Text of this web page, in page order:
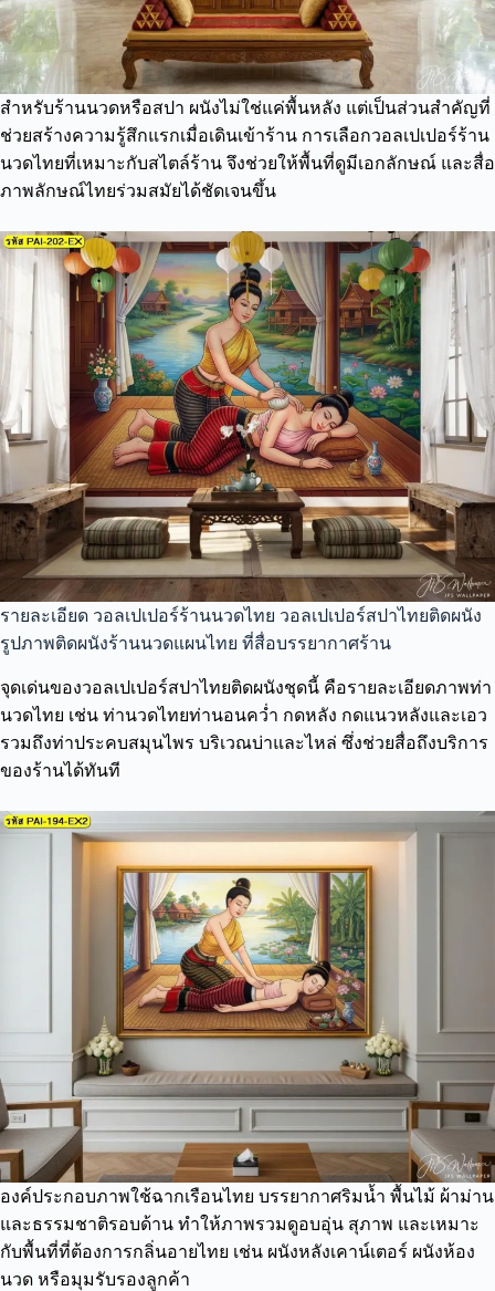
สำหรับร้านนวดหรือสปา ผนังไม่ใช่แค่พื้นหลัง แต่เป็นส่วนสำคัญที่
ช่วยสร้างความรู้สึกแรกเมื่อเดินเข้าร้าน การเลือกวอลเปเปอร์ร้าน
นวดไทยที่เหมาะกับสไตล์ร้าน จึงช่วยให้พื้นที่ดูมีเอกลักษณ์ และสื่อ
ภาพลักษณ์ไทยร่วมสมัยได้ชัดเจนขึ้น
รายละเอียด วอลเปเปอร์ร้านนวดไทย วอลเปเปอร์สปาไทยติดผนัง
รูปภาพติดผนังร้านนวดแผนไทย ที่สื่อบรรยากาศร้าน
จุดเด่นของวอลเปเปอร์สปาไทยติดผนังชุดนี้ คือรายละเอียดภาพท่า
นวดไทย เช่น ท่านวดไทยท่านอนคว่ำ กดหลัง กดแนวหลังและเอว
รวมถึงท่าประคบสมุนไพร บริเวณบ่าและไหล่ ซึ่งช่วยสื่อถึงบริการ
ของร้านได้ทันที
องค์ประกอบภาพใช้ฉากเรือนไทย บรรยากาศริมน้ำ พื้นไม้ ผ้าม่าน
และธรรมชาติรอบด้าน ทำให้ภาพรวมดูอบอุ่น สุภาพ และเหมาะ
กับพื้นที่ที่ต้องการกลิ่นอายไทย เช่น ผนังหลังเคาน์เตอร์ ผนังห้อง
นวด หรือมุมรับรองลูกค้า